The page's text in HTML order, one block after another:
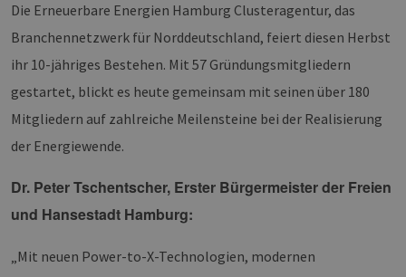
Die Erneuerbare Energien Hamburg Clusteragentur, das
Branchennetzwerk für Norddeutschland, feiert diesen Herbst
ihr 10-jähriges Bestehen. Mit 57 Gründungsmitgliedern
gestartet, blickt es heute gemeinsam mit seinen über 180
Mitgliedern auf zahlreiche Meilensteine bei der Realisierung
der Energiewende.
Dr. Peter Tschentscher, Erster Bürgermeister der Freien
und Hansestadt Hamburg:
„Mit neuen Power-to-X-Technologien, modernen